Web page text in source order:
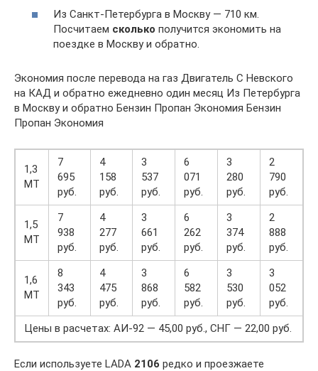
Из Санкт-Петербурга в Москву — 710 км.
Посчитаем сколько получится экономить на
поездке в Москву и обратно.
Экономия после перевода на газ Двигатель С Невского
на КАД и обратно ежедневно один месяц Из Петербурга
в Москву и обратно Бензин Пропан Экономия Бензин
Пропан Экономия
1,3
MT
7
695
руб.
4
158
руб.
3
537
руб.
6
071
руб.
3
280
руб.
2
790
руб.
1,5
MT
7
938
руб.
4
277
руб.
3
661
руб.
6
262
руб.
3
374
руб.
2
888
руб.
1,6
MT
8
343
руб.
4
475
руб.
3
868
руб.
6
582
руб.
3
530
руб.
3
052
руб.
Цены в расчетах: АИ-92 — 45,00 руб., СНГ — 22,00 руб.
Если используете LADA 2106 редко и проезжаете